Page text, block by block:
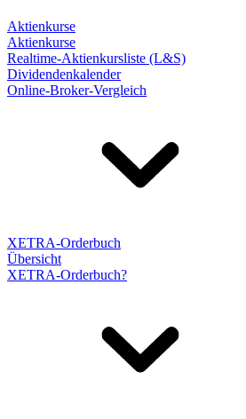
Aktienkurse
Aktienkurse
Realtime-Aktienkursliste (L&S)
Dividendenkalender
Online-Broker-Vergleich
XETRA-Orderbuch
Übersicht
XETRA-Orderbuch?